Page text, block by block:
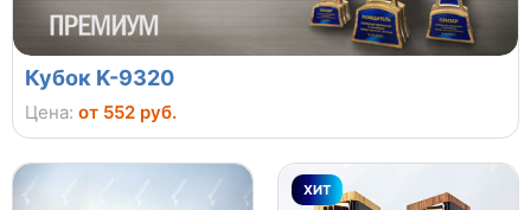
Кубок K-9320
Цена: от 552 руб.
ХИТ